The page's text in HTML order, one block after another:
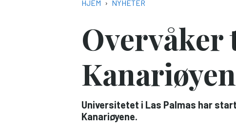
NAVIGASJONSSTI
HJEM NYHETER
Overvåker
Universitetet i Las Palmas har
Kanariøyene.